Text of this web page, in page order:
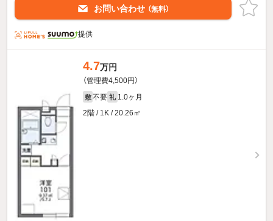
お問い合わせ （無料）
提供
4.7万円
（管理費4,500円）
敷 不要 礼 1.0ヶ月
2階 / 1K / 20.26㎡